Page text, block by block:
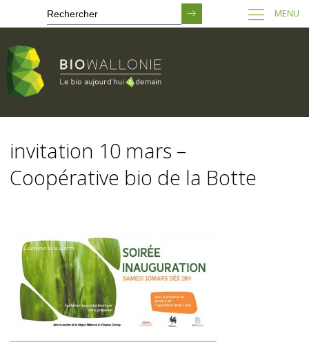
contenu
principal
MENU
invitation 10 mars –
Coopérative bio de la Botte